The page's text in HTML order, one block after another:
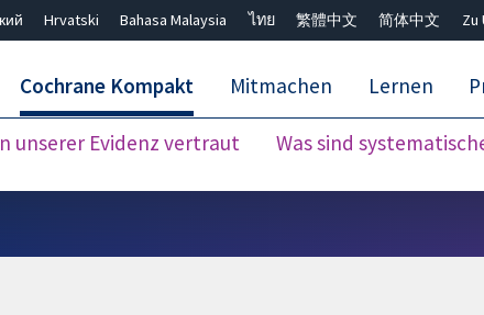
Hrvatski Bahasa Malaysia ไทย 繁體中文 简体中文 Zu
Cochrane Kompakt
unserer Evidenz vertraut Was sind
Mitmachen Lernen